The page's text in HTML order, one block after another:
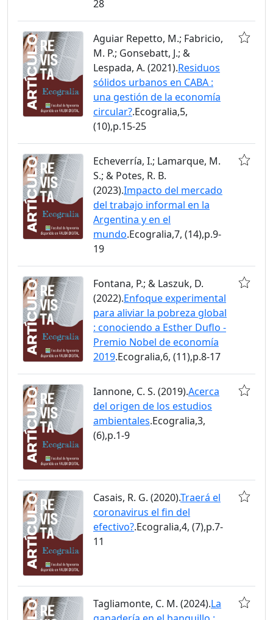
28
Aguiar Repetto, M.; Fabricio,
M. P.; Gonsebatt, J.; &
Lespada, A. (2021).Residuos
sólidos urbanos en CABA :
una gestión de la economía
circular?.Ecogralia,5,
(10),p.15-25
Echeverría, I.; Lamarque, M.
S.; & Potes, R. B.
(2023).Impacto del mercado
del trabajo informal en la
Argentina y en el
mundo.Ecogralia,7, (14),p.9-
19
Fontana, P.; & Laszuk, D.
(2022).Enfoque experimental
para aliviar la pobreza global
: conociendo a Esther Duflo -
Premio Nobel de economía
2019.Ecogralia,6, (11),p.8-17
Iannone, C. S. (2019).Acerca
del origen de los estudios
ambientales.Ecogralia,3,
(6),p.1-9
Casais, R. G. (2020).Traerá el
coronavirus el fin del
efectivo?.Ecogralia,4, (7),p.7-
11
Tagliamonte, C. M. (2024).La